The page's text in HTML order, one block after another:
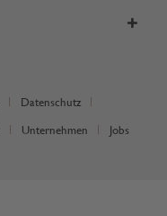
Datenschutz
Unternehmen Jobs